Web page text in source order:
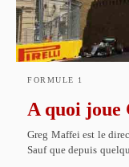
FORMULE 1
A quoi joue
Greg Maffei est le
Sauf que depuis